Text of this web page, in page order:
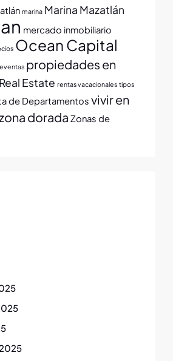
marina Marina Mazatlán
mercado inmobiliario
Ocean Capital
propiedades en
Real Estate rentas vacacionales tipos
de Departamentos vivir en
dorada Zonas de